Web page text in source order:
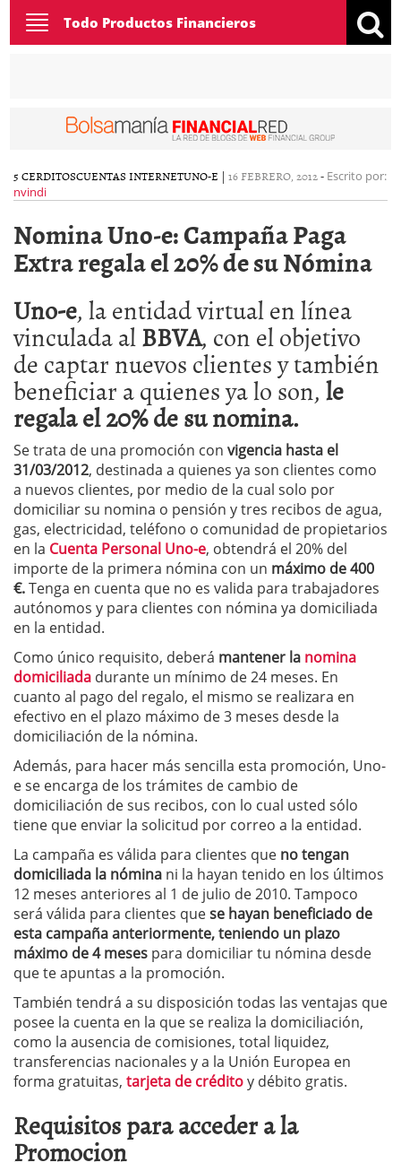
Toggle
navigation
Todo Productos Financieros
5 CERDITOSCUENTAS INTERNETUNO-E | 16 FEBRERO, 2012- Escrito por:
nvindi
Nomina Uno-e: Campaña Paga
Extra regala el 20% de su Nómina
Uno-e, la entidad virtual en línea
vinculada alBBVA, con el objetivo
de captar nuevos clientes y también
beneficiar a quienes ya lo son,le
regala el 20% de su nomina.
Se trata de una promoción con vigencia hasta el
31/03/2012, destinada a quienes ya son clientes como
a nuevos clientes, por medio de la cual solo por
domiciliar su nomina o pensión y tres recibos de agua,
gas, electricidad, teléfono o comunidad de propietarios
en la Cuenta Personal Uno-e, obtendrá el 20% del
importe de la primera nómina con un máximo de 400
€.Tenga en cuenta que no es valida para trabajadores
autónomos y para clientes con nómina ya domiciliada
en la entidad.
Como único requisito, deberá mantener la nomina
domiciliada durante un mínimo de 24 meses. En
cuanto al pago del regalo, el mismo se realizara en
efectivo en el plazo máximo de 3 meses desde la
domiciliación de la nómina.
Además, para hacer más sencilla esta promoción, Uno-
e se encarga de los trámites de cambio de
domiciliación de sus recibos, con lo cual usted sólo
tiene que enviar la solicitud por correo a la entidad.
La campaña es válida para clientes que no tengan
domiciliada la nómina ni la hayan tenido en los últimos
12 meses anteriores al 1 de julio de 2010. Tampoco
será válida para clientes quese hayan beneficiado de
esta campaña anteriormente, teniendo un plazo
máximo de 4 meses para domiciliar tu nómina desde
que te apuntas a la promoción.
También tendrá a su disposición todas las ventajas que
posee la cuenta en la que se realiza la domiciliación,
como la ausencia de comisiones, total liquidez,
transferencias nacionales y a la Unión Europea en
forma gratuitas, tarjeta de créditoy débito gratis.
Requisitos para acceder a la
Promocion